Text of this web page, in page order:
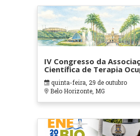
IV Congresso da
Científica de Terapia
em Contextos
Cuidados Paliativos -
quinta-feira, 29 de outubro
Belo Horizonte, MG